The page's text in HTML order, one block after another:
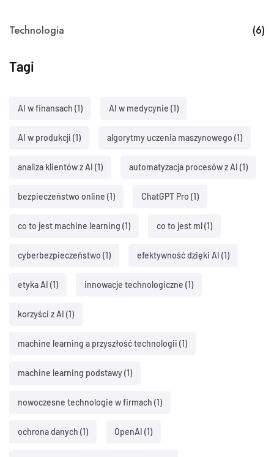
Technologia (6)
Tagi
AI w finansach (1) AI w medycynie (1)
AI w produkcji (1) algorytmy uczenia maszynowego (1)
analiza klientów z AI (1) automatyzacja procesów z AI (1)
bezpieczeństwo online (1) ChatGPT Pro (1)
co to jest machine learning (1) co to jest ml(1)
cyberbezpieczeństwo (1) efektywność dzięki AI (1)
etyka AI (1) innowacje technologiczne (1)
korzyści z AI (1)
machine learning a przyszłość technologii (1)
machine learning podstawy(1)
nowoczesne technologie w firmach (1)
ochrona danych (1) OpenAI (1)